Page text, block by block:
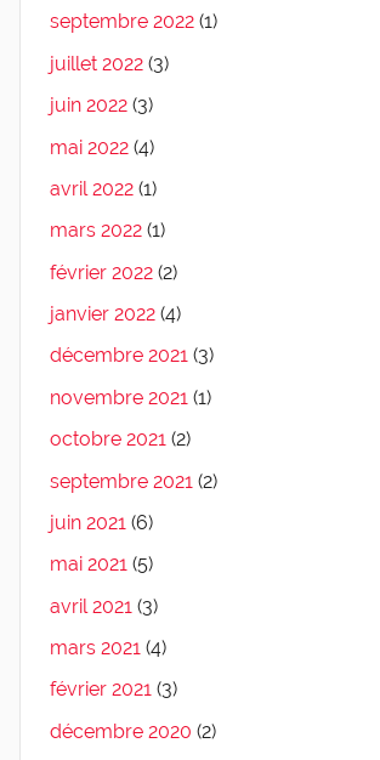
septembre 2022 (1)
juillet 2022 (3)
juin 2022 (3)
mai 2022 (4)
avril 2022 (1)
mars 2022 (1)
février 2022 (2)
janvier 2022 (4)
décembre 2021 (3)
novembre 2021 (1)
octobre 2021 (2)
septembre 2021 (2)
juin 2021 (6)
mai 2021 (5)
avril 2021 (3)
mars 2021 (4)
février 2021 (3)
décembre 2020 (2)